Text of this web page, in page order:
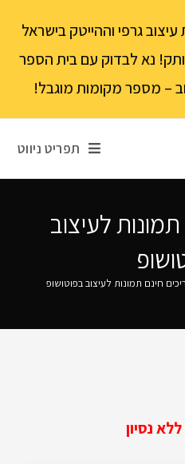
גרפי וההייטק בישראל
- עם 15 שנה ותק! נא לבדוק עם בית הספר
– מספר מקומות מוגבל!
תפריט ניווט
לעיצוב
חינם תמונות לעיצוב בפוטושופ
נסיון